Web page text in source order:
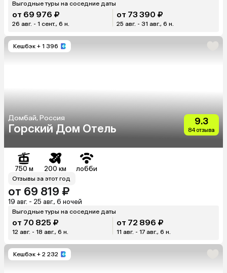
Выгодные туры на соседние даты
от 69 976 ₽
26 авг. - 1 сент., 6 н.
от 73 390 ₽
25 авг. - 31 авг., 6 н.
Кешбэк + 1 396
Домбай, Россия
Горский Дом Отель
9.3
84 отзыва
750 м 200 км лобби
Отзывы за этот год
от 69 819 ₽
19 авг. - 25 авг., 6 ночей
Выгодные туры на соседние даты
от 70 825 ₽
12 авг. - 18 авг., 6 н.
от 72 896 ₽
11 авг. - 17 авг., 6 н.
Кешбэк + 2 232